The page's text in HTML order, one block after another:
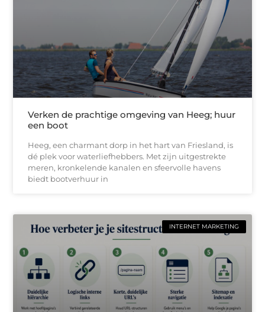
Verken de prachtige omgeving van Heeg; huur
een boot
Heeg, een charmant dorp in het hart van Friesland, is
dé plek voor waterliefhebbers. Met zijn uitgestrekte
meren, kronkelende kanalen en sfeervolle havens
biedt bootverhuur in
INTERNET MARKETING